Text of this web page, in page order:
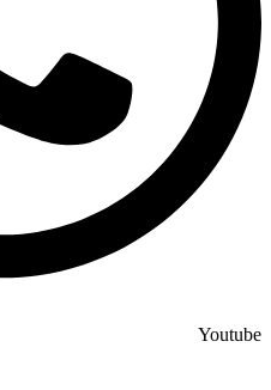
Youtube